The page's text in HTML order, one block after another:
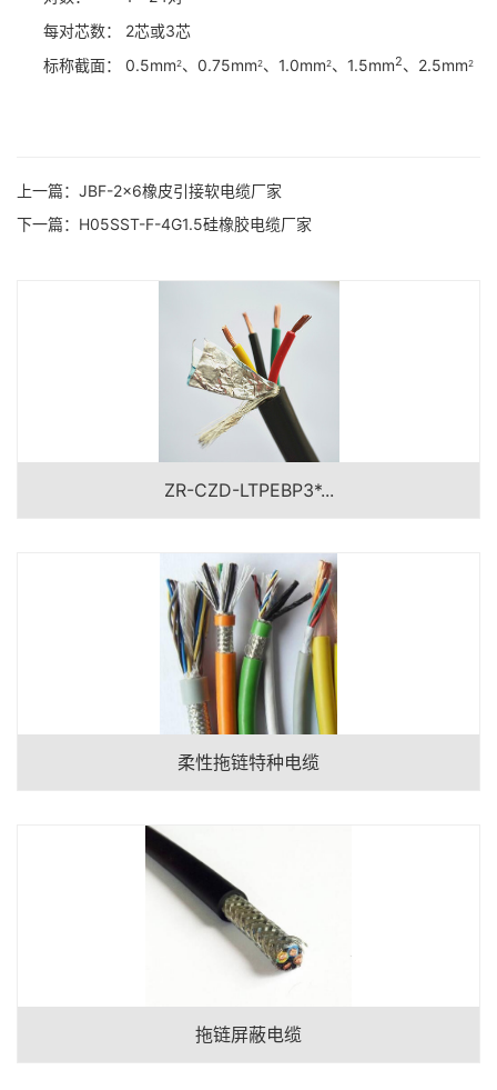
每对芯数： 2芯或3芯
标称截面： 0.5mm2、0.75mm2、1.0mm2、1.5mm2、2.5mm2
上一篇： JBF-2×6橡皮引接软电缆厂家
下一篇： H05SST-F-4G1.5硅橡胶电缆厂家
ZR-CZD-LTPEBP3*...
柔性拖链特种电缆
拖链屏蔽电缆